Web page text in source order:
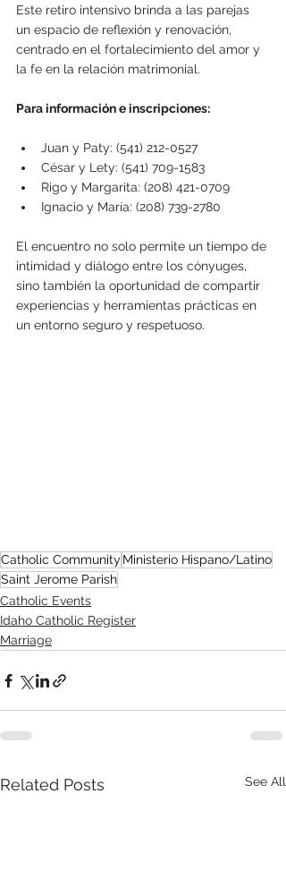
Este retiro intensivo brinda a las parejas
un espacio de reflexión y renovación,
centrado en el fortalecimiento del amor y
la fe en la relación matrimonial.
Para información e inscripciones:
Juan y Paty: (541) 212-0527
César y Lety: (541) 709-1583
Rigo y Margarita: (208) 421-0709
Ignacio y María: (208) 739-2780
El encuentro no solo permite un tiempo de
intimidad y diálogo entre los cónyuges,
sino también la oportunidad de compartir
experiencias y herramientas prácticas en
un entorno seguro y respetuoso.
Catholic Community Ministerio Hispano/Latino
Saint Jerome Parish
Catholic Events
Idaho Catholic Register
Marriage
Related Posts See All